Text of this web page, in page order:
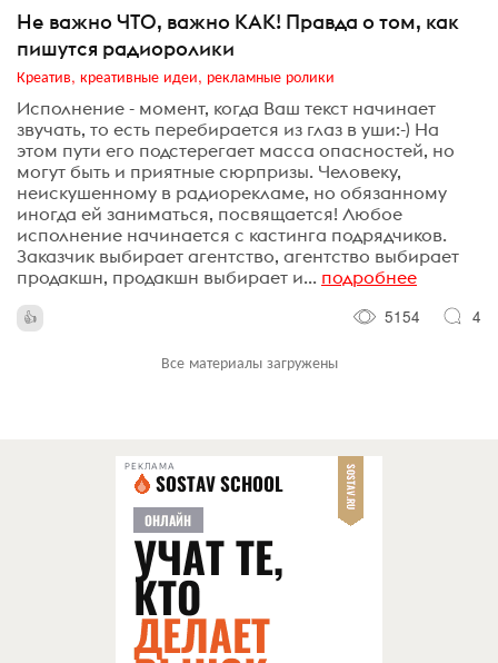
Не важно ЧТО, важно КАК! Правда о том, как
пишутся радиоролики
Креатив, креативные идеи, рекламные ролики
Исполнение - момент, когда Ваш текст начинает
звучать, то есть перебирается из глаз в уши:-) На
этом пути его подстерегает масса опасностей, но
могут быть и приятные сюрпризы. Человеку,
неискушенному в радиорекламе, но обязанному
иногда ей заниматься, посвящается! Любое
исполнение начинается с кастинга подрядчиков.
Заказчик выбирает агентство, агентство выбирает
продакшн, продакшн выбирает и... подробнее
5154
4
Все материалы загружены
РЕКЛАМА